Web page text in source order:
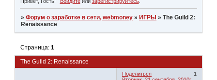
»Форум о заработке в сети, webmoney » ИГРЫ »The Guild 2:
Renaissance
The Guild 2: Renaissance
Страница:1
Поделиться
1